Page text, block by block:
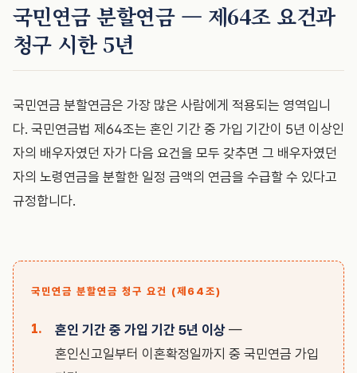
국민연금 분할연금 — 제64조 요건과
청구 시한 5년
국민연금 분할연금은 가장 많은 사람에게 적용되는 영역입니
다. 국민연금법 제64조는 혼인 기간 중 가입 기간이 5년 이상인
자의 배우자였던 자가 다음 요건을 모두 갖추면 그 배우자였던
자의 노령연금을 분할한 일정 금액의 연금을 수급할 수 있다고
규정합니다.
국민연금 분할연금 청구 요건 (제64조)
혼인 기간 중 가입 기간 5년 이상 —
혼인신고일부터 이혼확정일까지 중 국민연금 가입